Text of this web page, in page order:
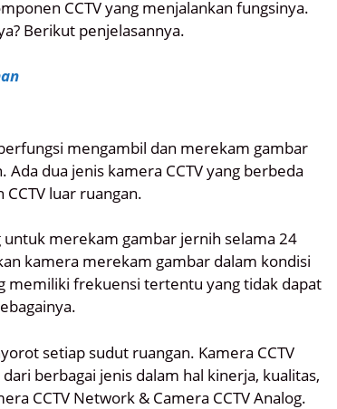
CCTV yang menjalankan fungsinya.
Berikut penjelasannya.
mengambil dan merekam gambar
dua jenis kamera CCTV yang berbeda
luar ruangan.
merekam gambar jernih selama 24
kamera merekam gambar dalam kondisi
memiliki frekuensi tertentu yang tidak dapat
setiap sudut ruangan. Kamera CCTV
berbagai jenis dalam hal kinerja, kualitas,
CCTV Network & Camera CCTV Analog.